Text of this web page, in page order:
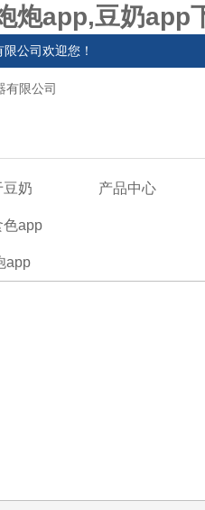
炮app,豆奶app
司欢迎您！
豆奶
色app
app
产品中心